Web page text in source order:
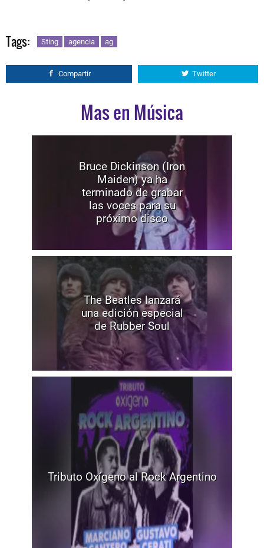
Tags: Sting agencia ag
Compartir Twitter
Mas en Música
Bruce Dickinson (Iron
Maiden) ya ha
terminado de grabar
las voces para su
próximo disco
The Beatles lanzará
una edición especial
de Rubber Soul
Tributo Oxígeno al Rock Argentino